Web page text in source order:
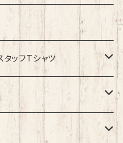
イツ Dark
ッフTシャツ